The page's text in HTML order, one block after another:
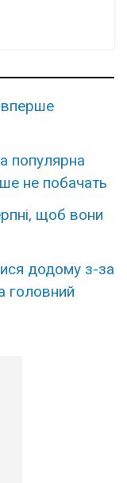
вперше
популярна
не побачать
щоб вони
додому з-за
головний